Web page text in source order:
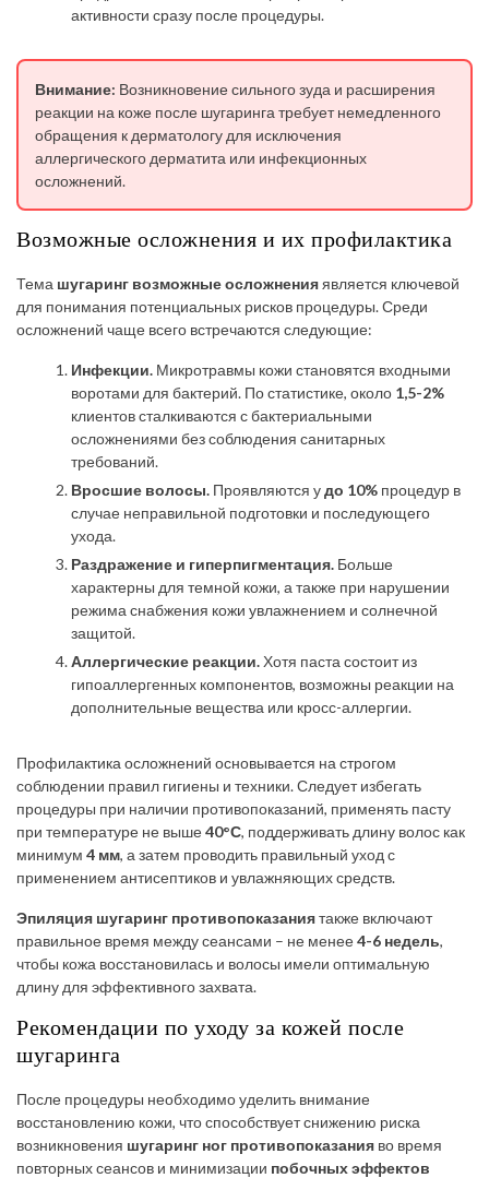
активности сразу после процедуры.
Внимание: Возникновение сильного зуда и расширения
реакции на коже после шугаринга требует немедленного
обращения к дерматологу для исключения
аллергического дерматита или инфекционных
осложнений.
Возможные осложнения и их профилактика
Тема шугаринг возможные осложненияявляется ключевой
для понимания потенциальных рисков процедуры. Среди
осложнений чаще всего встречаются следующие:
Инфекции. Микротравмы кожи становятся входными
воротами для бактерий. По статистике, около 1,5-2%
клиентов сталкиваются с бактериальными
осложнениями без соблюдения санитарных
требований.
Вросшие волосы. Проявляются удо 10% процедур в
случае неправильной подготовки и последующего
ухода.
Раздражение и гиперпигментация. Больше
характерны для темной кожи, а также при нарушении
режима снабжения кожи увлажнением и солнечной
защитой.
Аллергические реакции. Хотя паста состоит из
гипоаллергенных компонентов, возможны реакции на
дополнительные вещества или кросс-аллергии.
Профилактика осложнений основывается на строгом
соблюдении правил гигиены и техники. Следует избегать
процедуры при наличии противопоказаний, применять пасту
при температуре не выше 40°С, поддерживать длину волос как
минимум 4 мм, а затем проводить правильный уход с
применением антисептиков и увлажняющих средств.
Эпиляция шугаринг противопоказаниятакже включают
правильное время между сеансами – не менее 4-6 недель,
чтобы кожа восстановилась и волосы имели оптимальную
длину для эффективного захвата.
Рекомендации по уходу за кожей после
шугаринга
После процедуры необходимо уделить внимание
восстановлению кожи, что способствует снижению риска
возникновения шугаринг ног противопоказания во время
повторных сеансов и минимизации побочных эффектов